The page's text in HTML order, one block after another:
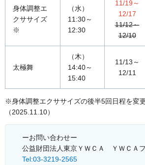
身体調整エ
クササイズ
※
（水）
11:30～
12:30
11/19～
12/17
11/12～
12/10
太極舞
（木）
14:40～
15:40
11/13～
12/11
※身体調整エクササイズの後半5回日程を変更
（2025.11.10）
ーお問い合わせー
公益財団法人東京ＹＷＣＡ ＹＷＣＡ
Tel:03-3219-2565